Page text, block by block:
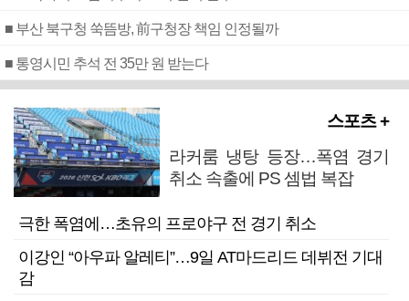
■ 부산 북구청 쑥뜸방, 前구청장 책임 인정될까
■ 통영시민 추석 전 35만 원 받는다
스포츠 +
라커룸 냉탕 등장…폭염 경기
취소 속출에 PS 셈법 복잡
극한 폭염에…초유의 프로야구 전 경기 취소
이강인 “아우파 알레티”…9일 AT마드리드 데뷔전 기대
감